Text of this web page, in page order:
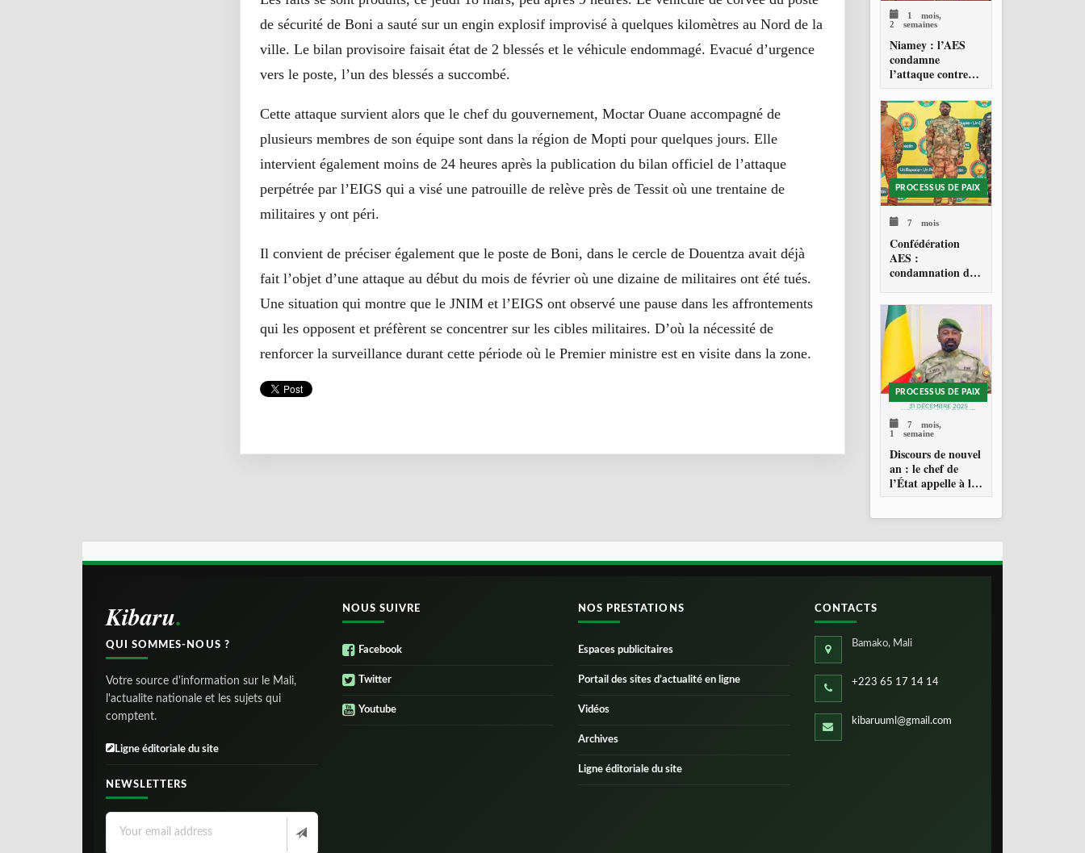
de sécurité de Boni a sauté sur un engin explosif improvisé à quelques kilomètres au Nord de la
ville. Le bilan provisoire faisait état de 2 blessés et le véhicule endommagé. Evacué d’urgence
vers le poste, l’un des blessés a succombé.
Cette attaque survient alors que le chef du gouvernement, Moctar Ouane accompagné de
plusieurs membres de son équipe sont dans la région de Mopti pour quelques jours. Elle
intervient également moins de 24 heures après la publication du bilan officiel de l’attaque
perpétrée par l’EIGS qui a visé une patrouille de relève près de Tessit où une trentaine de
militaires y ont péri.
Il convient de préciser également que le poste de Boni, dans le cercle de Douentza avait déjà
fait l’objet d’une attaque au début du mois de février où une dizaine de militaires ont été tués.
Une situation qui montre que le JNIM et l’EIGS ont observé une pause dans les affrontements
qui les opposent et préfèrent se concentrer sur les cibles militaires. D’où la nécessité de
renforcer la surveillance durant cette période où le Premier ministre est en visite dans la zone.
1 mois,
2 semaines
Niamey : l’AES
condamne
l’attaque contre
l’aéroport Diori
Hamani
PROCESSUS DE PAIX
7 mois
Confédération
AES :
condamnation de
américaine au
Venezuela
PROCESSUS DE PAIX
7 mois,
1 semaine
Discours de nouvel
an : le chef de
l’État appelle à la
consolidation en
Kibaru
QUI SOMMES-NOUS ?
Votre source d'information sur le Mali,
l'actualite nationale et les sujets qui
comptent.
Ligne éditoriale du site
NEWSLETTERS
NOUS SUIVRE
Facebook
Twitter
Youtube
NOS PRESTATIONS
Espaces publicitaires
Portail des sites d’actualité en ligne
Vidéos
Archives
Ligne éditoriale du site
CONTACTS
Bamako, Mali
+223 65 17 14 14
kibaruuml@gmail.com